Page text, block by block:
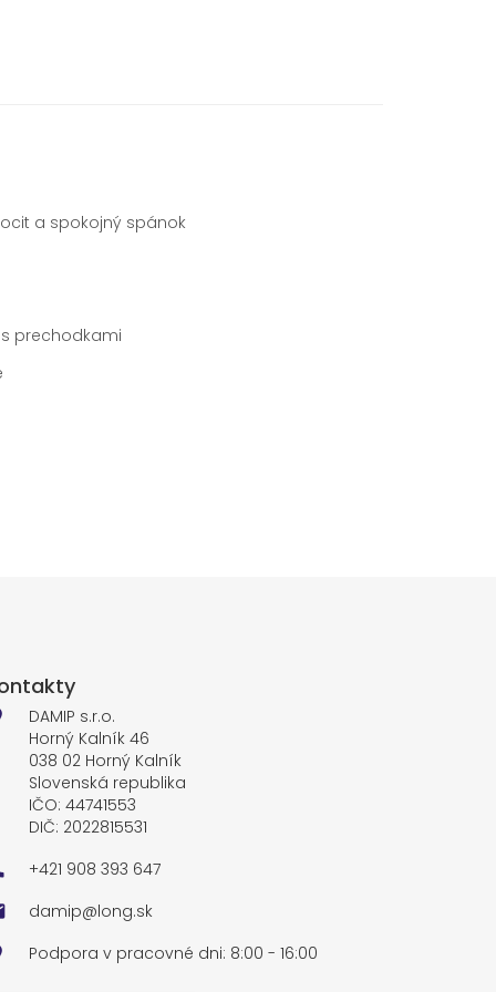
a spokojný spánok
DAMIP s.r.o.
Horný Kalník 46
038 02 Horný Kalník
Slovenská republika
IČO: 44741553
DIČ: 2022815531
+421 908 393 647
damip@long.sk
Podpora v pracovné dni: 8:00 - 16:00